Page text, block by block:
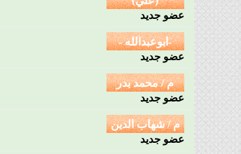
عضو جديد
عضو جديد
عضو جديد
عضو جديد